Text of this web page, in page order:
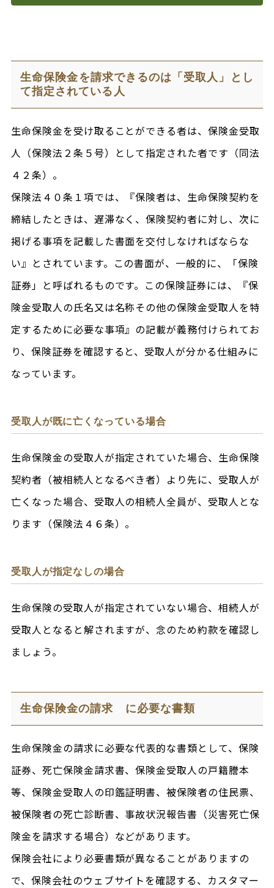
生命保険金を請求できるのは「受取人」とし
て指定されている人
生命保険金を受け取ることができる者は、保険金受取
人（保険法２条５号）として指定された者です（同法
４２条）。
保険法４０条１項では、『保険者は、生命保険契約を
締結したときは、遅滞なく、保険契約者に対し、次に
掲げる事項を記載した書面を交付しなければならな
い』とされています。この書面が、一般的に、「保険
証券」と呼ばれるものです。この保険証券には、『保
険金受取人の氏名又は名称その他の保険金受取人を特
定するために必要な事項』の記載が義務付けられてお
り、保険証券を確認すると、受取人が分かる仕組みに
なっています。
受取人が既に亡くなっている場合
生命保険金の受取人が指定されていた場合、生命保険
契約者（被相続人となるべき者）より先に、受取人が
亡くなった場合、受取人の相続人全員が、受取人とな
ります（保険法４６条）。
受取人が指定なしの場合
生命保険の受取人が指定されていない場合、相続人が
受取人となると解されますが、念のため約款を確認し
ましょう。
生命保険金の請求 に必要な書類
生命保険金の請求に必要な代表的な書類として、保険
証券、死亡保険金請求書、保険金受取人の戸籍謄本
等、保険金受取人の印鑑証明書、被保険者の住民票、
被保険者の死亡診断書、事故状況報告書（災害死亡保
険金を請求する場合）などがあります。
保険会社により必要書類が異なることがありますの
で、保険会社のウェブサイトを確認する、カスタマー